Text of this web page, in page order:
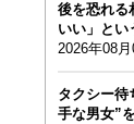
後を恐れる
いい」とい
2026年08月
タクシー待
手な男女”